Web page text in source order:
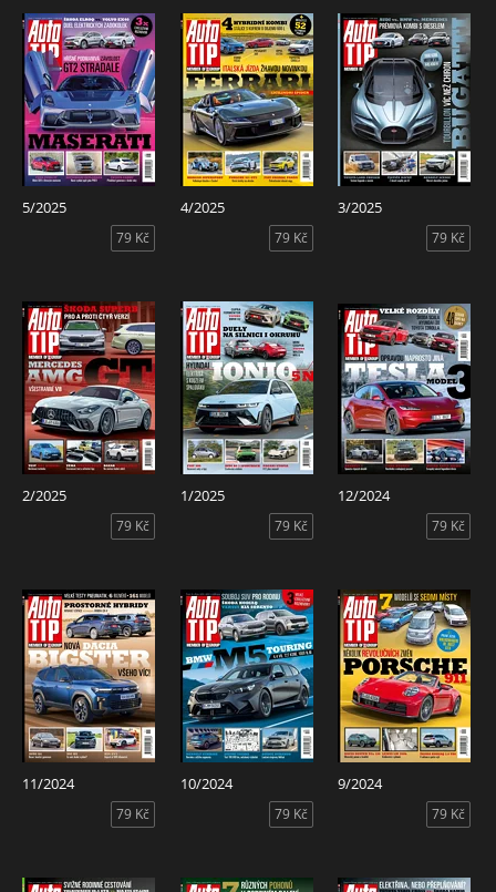
5/2025
79 Kč
4/2025
79 Kč
3/2025
79 Kč
2/2025
79 Kč
1/2025
79 Kč
12/2024
79 Kč
11/2024
79 Kč
10/2024
79 Kč
9/2024
79 Kč